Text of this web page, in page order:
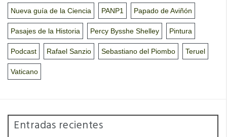
Nueva guía de la Ciencia PANP1 Papado de Aviñón
Pasajes de la Historia Percy Bysshe Shelley Pintura
Podcast Rafael Sanzio Sebastiano del Piombo Teruel
Vaticano
Entradas recientes